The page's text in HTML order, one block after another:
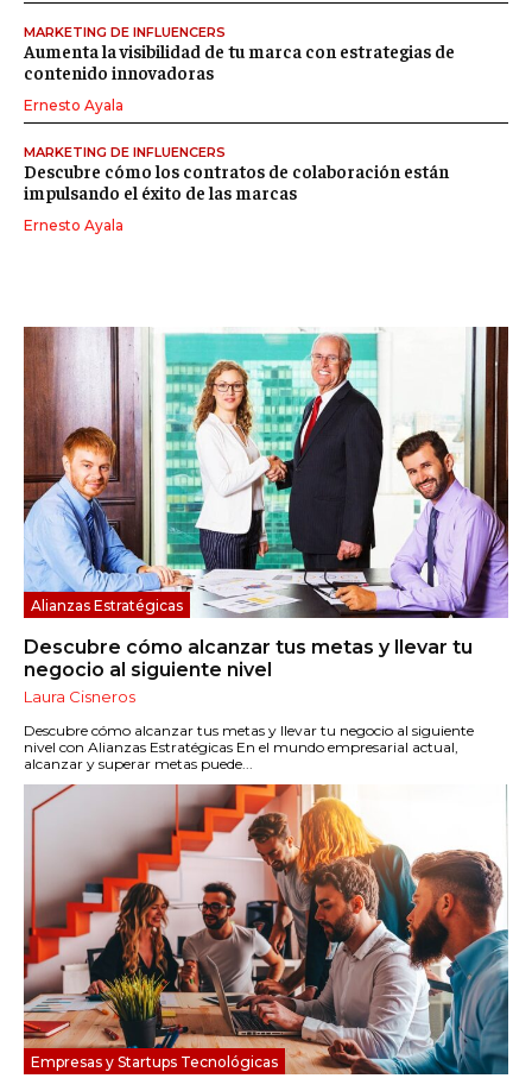
Alianzas Estratégicas
Descubre cómo alcanzar tus metas y llevar tu
negocio al siguiente nivel
Laura Cisneros
Descubre cómo alcanzar tus metas y llevar tu negocio al siguiente
nivel con Alianzas Estratégicas En el mundo empresarial actual,
alcanzar y superar metas puede...
Empresas y Startups Tecnológicas
MARKETING DE INFLUENCERS
Aumenta la visibilidad de tu marca con estrategias de
contenido innovadoras
Ernesto Ayala
MARKETING DE INFLUENCERS
Descubre cómo los contratos de colaboración están
impulsando el éxito de las marcas
Ernesto Ayala